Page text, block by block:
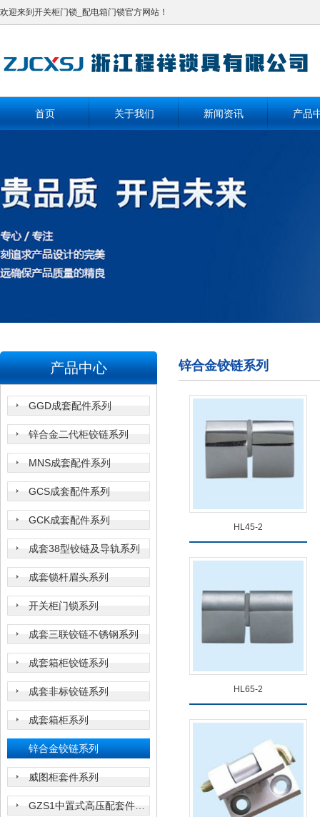
欢迎来到开关柜门锁_配电箱门锁官方网站！
首页 关于我们 新闻资讯 产品
产品中心
GGD成套配件系列
锌合金二代柜铰链系列
MNS成套配件系列
GCS成套配件系列
GCK成套配件系列
成套38型铰链及导轨系列
成套锁杆眉头系列
开关柜门锁系列
成套三联铰链不锈钢系列
成套箱柜铰链系列
成套非标铰链系列
成套箱柜系列
锌合金铰链系列
威图柜套件系列
锌合金铰链系列
HL45-2
查看详情
HL65-2
查看详情